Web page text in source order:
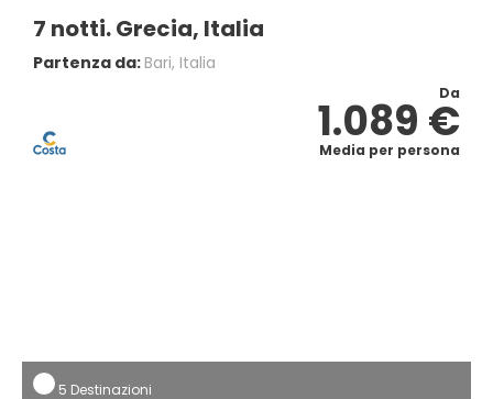
7 notti. Grecia, Italia
Partenza da: Bari, Italia
Da
1.089 €
Media per persona
5 Destinazioni